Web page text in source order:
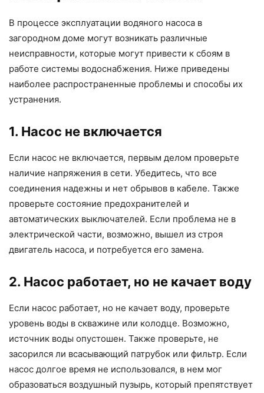
В процессе эксплуатации водяного насоса в
загородном доме могут возникать различные
неисправности, которые могут привести к сбоям в
работе системы водоснабжения. Ниже приведены
наиболее распространенные проблемы и способы их
устранения.
1. Насос не включается
Если насос не включается, первым делом проверьте
наличие напряжения в сети. Убедитесь, что все
соединения надежны и нет обрывов в кабеле. Также
проверьте состояние предохранителей и
автоматических выключателей. Если проблема не в
электрической части, возможно, вышел из строя
двигатель насоса, и потребуется его замена.
2. Насос работает, но не качает воду
Если насос работает, но не качает воду, проверьте
уровень воды в скважине или колодце. Возможно,
источник воды опустошен. Также проверьте, не
засорился ли всасывающий патрубок или фильтр. Если
насос долгое время не использовался, в нем мог
образоваться воздушный пузырь, который препятствует